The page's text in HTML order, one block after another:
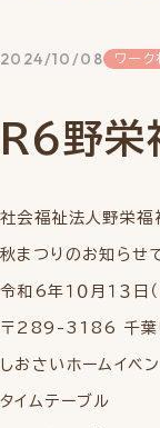
2024/10/08 ワーク
R６野
社会福祉法人野栄福
秋まつりのお知らせで
令和6年１０月１３日（
〒289-3186 千葉
しおさいホームイベ
タイムテーブル